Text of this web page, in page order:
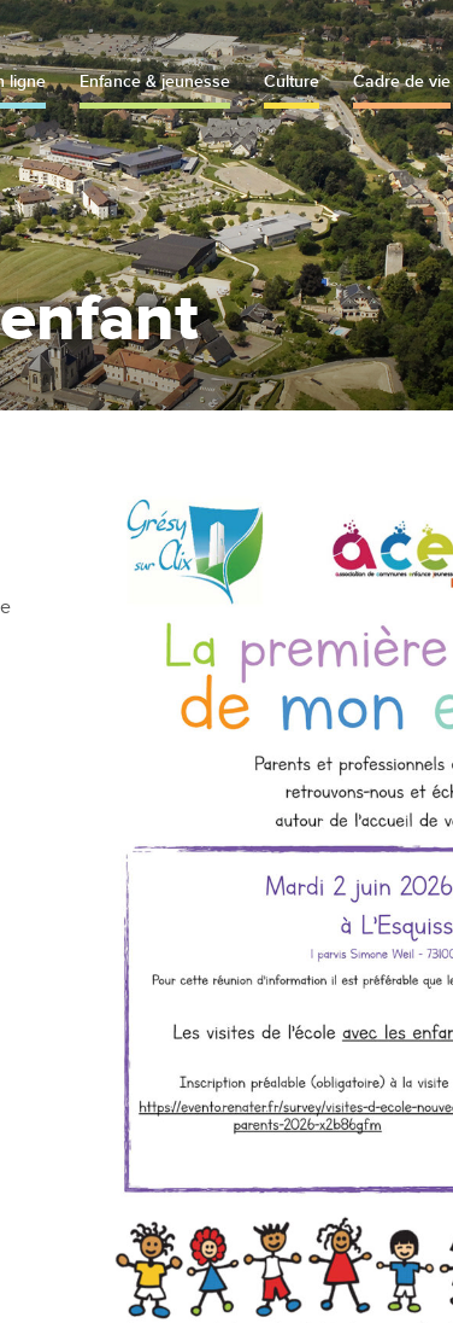
ligne Enfance & jeunesse Culture Cadre de vie